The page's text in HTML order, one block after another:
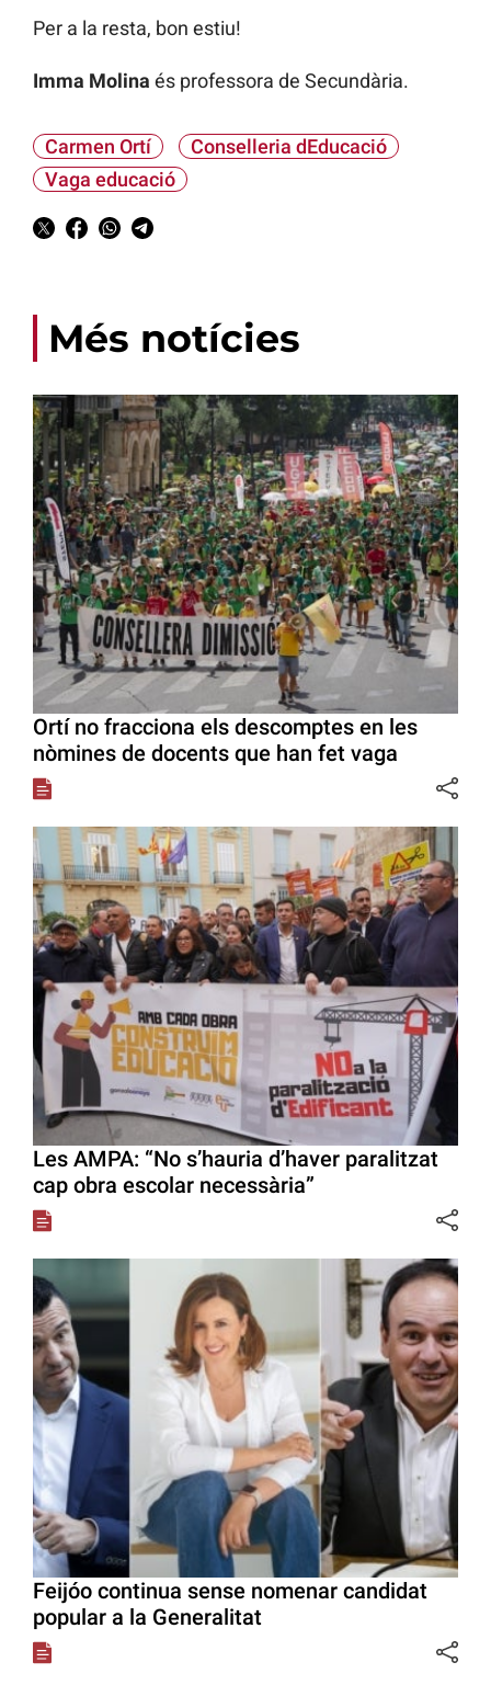
Per a la resta, bon estiu!
Imma Molina és professora de Secundària.
Carmen Ortí
Conselleria dEducació
Vaga educació
Més notícies
Ortí no fracciona els descomptes en les
nòmines de docents que han fet vaga
Les AMPA: “No s’hauria d’haver paralitzat
cap obra escolar necessària”
Feijóo continua sense nomenar candidat
popular a la Generalitat